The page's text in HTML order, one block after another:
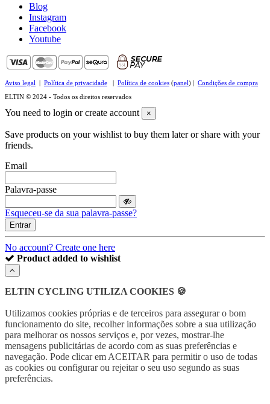
Blog
Instagram
Facebook
Youtube
Aviso legal | Política de privacidade | Política de cookies (panel) | Condições de compra
ELTIN © 2024 - Todos os direitos reservados
You need to login or create account ×
Save products on your wishlist to buy them later or share with your
friends.
Email
Palavra-passe
Esqueceu-se da sua palavra-passe?
Entrar
No account? Create one here
Product added to wishlist
ELTIN CYCLING UTILIZA COOKIES 🍪
Utilizamos cookies próprias e de terceiros para assegurar o bom
funcionamento do site, recolher informações sobre a sua utilização
para melhorar os nossos serviços e, por vezes, mostrar-lhe
mensagens publicitárias de acordo com as suas preferências e
navegação. Pode clicar em ACEITAR para permitir o uso de todas
as cookies ou configurar ou rejeitar o seu uso segundo as suas
preferências.